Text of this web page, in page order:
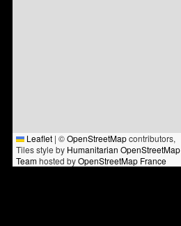
Leaflet | ©OpenStreetMapcontributors,
Tiles style by Humanitarian OpenStreetMap
Teamhosted byOpenStreetMap France